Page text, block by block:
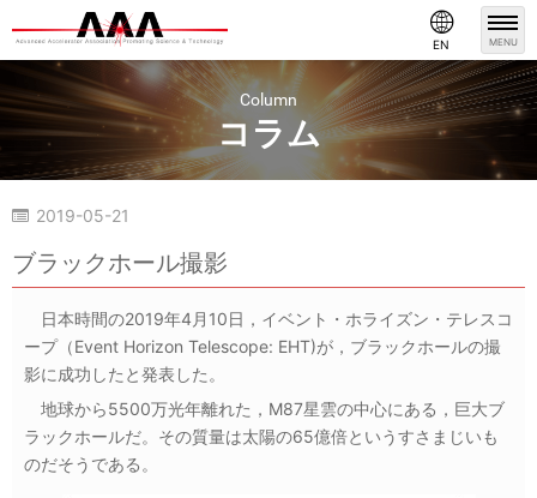
MENU
EN
Column
コラム
2019-05-21
ブラックホール撮影
日本時間の2019年4月10日，イベント・ホライズン・テレスコ
ープ（Event Horizon Telescope: EHT)が，ブラックホールの撮
影に成功したと発表した。
地球から5500万光年離れた，M87星雲の中心にある，巨大ブ
ラックホールだ。その質量は太陽の65億倍というすさまじいも
のだそうである。